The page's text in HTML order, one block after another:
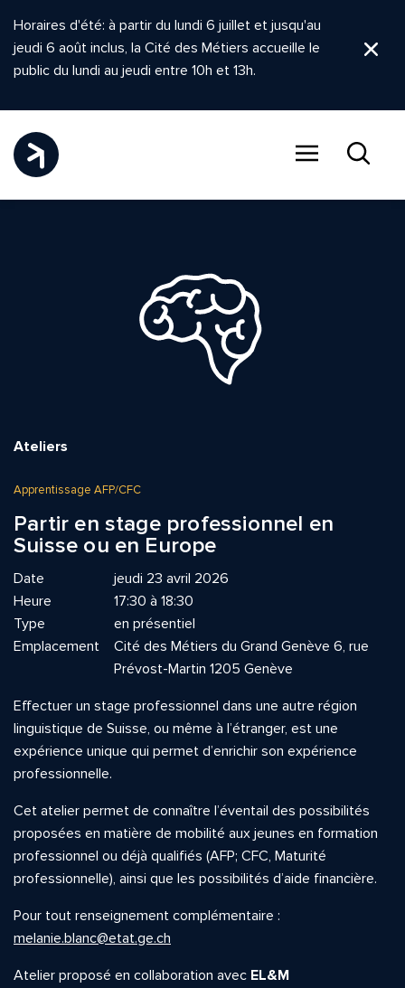
Horaires d'été: à partir du lundi 6 juillet et jusqu'au
jeudi 6 août inclus, la Cité des Métiers accueille le
public du lundi au jeudi entre 10h et 13h.
Ateliers
Apprentissage AFP/CFC
Partir en stage professionnel en
Suisse ou en Europe
Date
jeudi 23 avril 2026
Heure
17:30 à 18:30
Type
en présentiel
Emplacement
Cité des Métiers du Grand Genève 6, rue
Prévost-Martin 1205 Genève
Effectuer un stage professionnel dans une autre région
linguistique de Suisse, ou même à l’étranger, est une
expérience unique qui permet d’enrichir son expérience
professionnelle.
Cet atelier permet de connaître l’éventail des possibilités
proposées en matière de mobilité aux jeunes en formation
professionnel ou déjà qualifiés (AFP; CFC, Maturité
professionnelle), ainsi que les possibilités d’aide financière.
Pour tout renseignement complémentaire :
melanie.blanc@etat.ge.ch
Atelier proposé en collaboration avec EL&M